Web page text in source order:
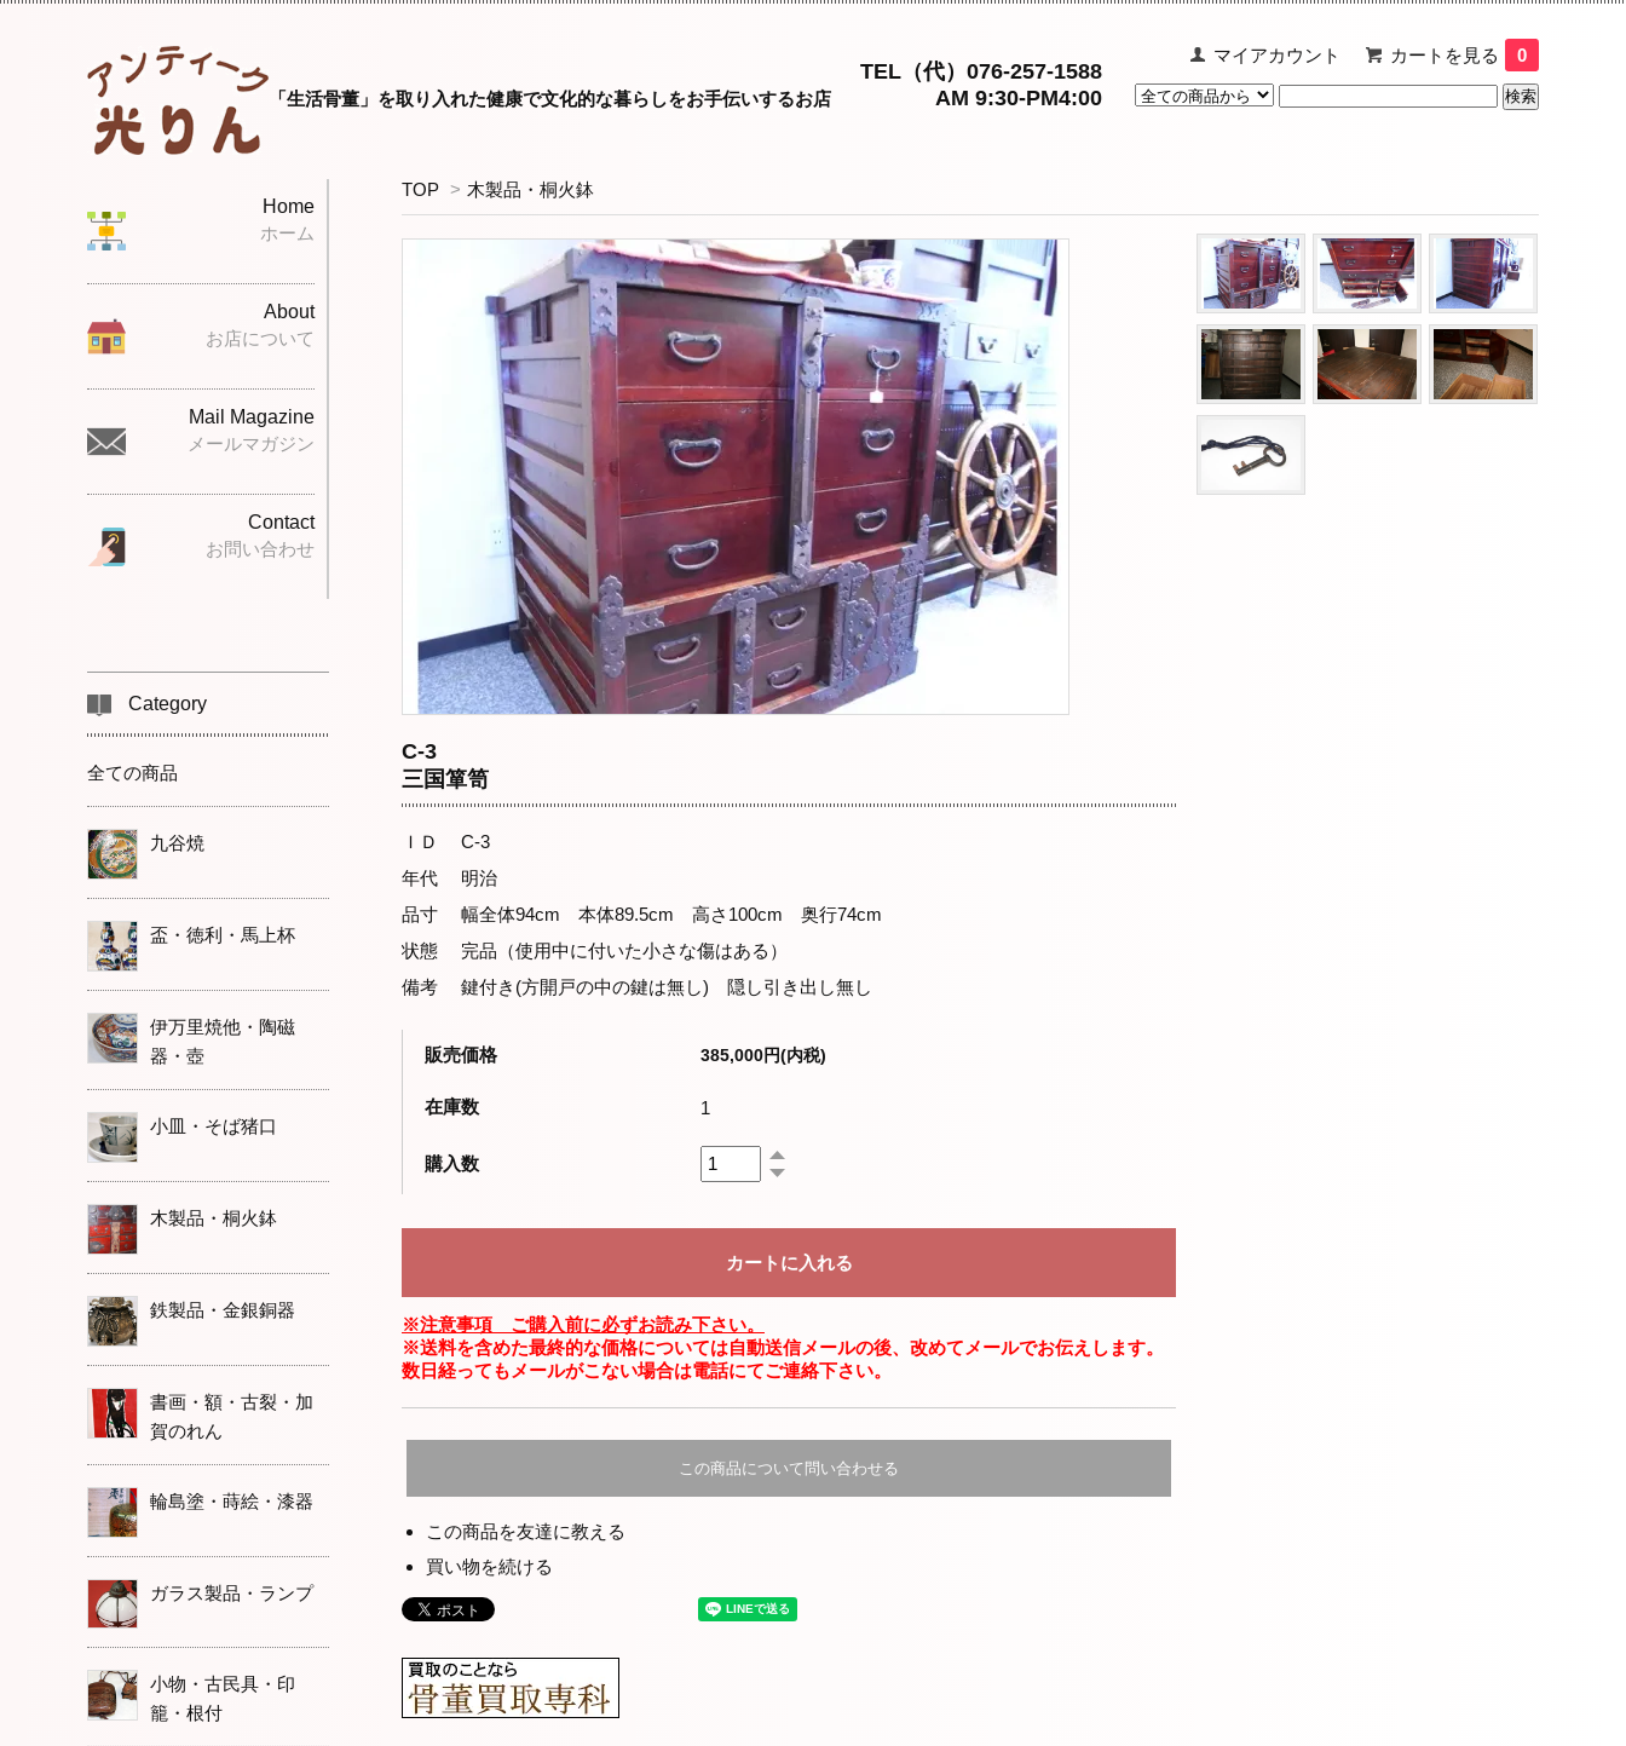
マイアカウント カートを見る 0
「生活骨董」を取り入れた健康で文化的な暮らしをお手伝いするお店
TEL（代）076-257-1588
AM 9:30-PM4:00
TOP > 木製品・桐火鉢
C-3
三国箪笥
ＩＤ C-3
年代 明治
品寸 幅全体94cm 本体89.5cm 高さ100cm 奥行74cm
状態 完品（使用中に付いた小さな傷はある）
備考 鍵付き(方開戸の中の鍵は無し) 隠し引き出し無し
販売価格 385,000円(内税)
在庫数 1
購入数
※注意事項 ご購入前に必ずお読み下さい。
※送料を含めた最終的な価格については自動送信メールの後、改めてメールでお伝えします。
数日経ってもメールがこない場合は電話にてご連絡下さい。
この商品について問い合わせる
この商品を友達に教える
買い物を続ける
Home
ホーム
About
お店について
Mail Magazine
メールマガジン
Contact
お問い合わせ
Category
全ての商品
九谷焼
盃・徳利・馬上杯
伊万里焼他・陶磁
器・壺
小皿・そば猪口
木製品・桐火鉢
鉄製品・金銀銅器
書画・額・古裂・加
賀のれん
輪島塗・蒔絵・漆器
ガラス製品・ランプ
小物・古民具・印
籠・根付